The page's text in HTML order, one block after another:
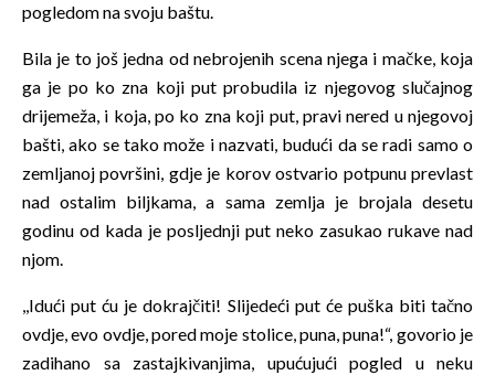
pogledom na svoju baštu.
Bila je to još jedna od nebrojenih scena njega i mačke, koja
ga je po ko zna koji put probudila iz njegovog slučajnog
drijemeža, i koja, po ko zna koji put, pravi nered u njegovoj
bašti, ako se tako može i nazvati, budući da se radi samo o
zemljanoj površini, gdje je korov ostvario potpunu prevlast
nad ostalim biljkama, a sama zemlja je brojala desetu
godinu od kada je posljednji put neko zasukao rukave nad
njom.
,,Idući put ću je dokrajčiti! Slijedeći put će puška biti tačno
ovdje, evo ovdje, pored moje stolice, puna, puna!“, govorio je
zadihano sa zastajkivanjima, upućujući pogled u neku